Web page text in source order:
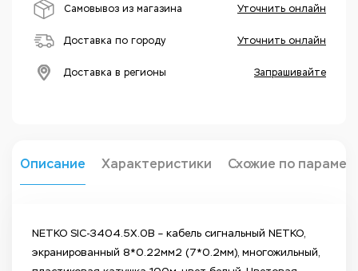
Самовывоз из магазина Уточнить онлайн
Доставка по городу Уточнить онлайн
Доставка в регионы Запрашивайте
Описание Характеристики Схожие по
NETKO SIC-3404.5X.0B – кабель сигнальный NETKO,
экранированный 8*0.22мм2 (7*0.2мм), многожильный,